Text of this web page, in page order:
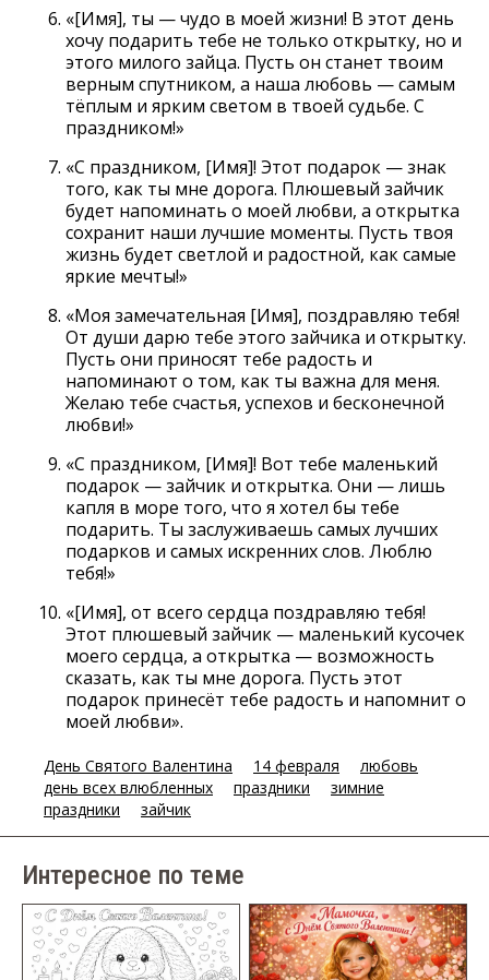
«[Имя], ты — чудо в моей жизни! В этот день
хочу подарить тебе не только открытку, но и
этого милого зайца. Пусть он станет твоим
верным спутником, а наша любовь — самым
тёплым и ярким светом в твоей судьбе. С
праздником!»
«С праздником, [Имя]! Этот подарок — знак
того, как ты мне дорога. Плюшевый зайчик
будет напоминать о моей любви, а открытка
сохранит наши лучшие моменты. Пусть твоя
жизнь будет светлой и радостной, как самые
яркие мечты!»
«Моя замечательная [Имя], поздравляю тебя!
От души дарю тебе этого зайчика и открытку.
Пусть они приносят тебе радость и
напоминают о том, как ты важна для меня.
Желаю тебе счастья, успехов и бесконечной
любви!»
«С праздником, [Имя]! Вот тебе маленький
подарок — зайчик и открытка. Они — лишь
капля в море того, что я хотел бы тебе
подарить. Ты заслуживаешь самых лучших
подарков и самых искренних слов. Люблю
тебя!»
«[Имя], от всего сердца поздравляю тебя!
Этот плюшевый зайчик — маленький кусочек
моего сердца, а открытка — возможность
сказать, как ты мне дорога. Пусть этот
подарок принесёт тебе радость и напомнит о
моей любви».
День Святого Валентина 14 февраля
любовь
день всех влюбленных
праздники
зимние
праздники
зайчик
Интересное по теме